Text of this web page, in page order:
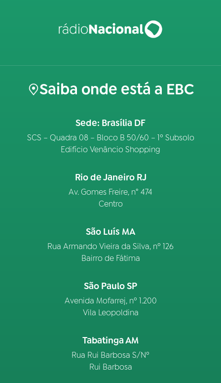
Saiba onde está a EBC
Sede: Brasília DF
SCS – Quadra 08 – Bloco B 50/60 – 1º Subsolo
Edifício Venâncio Shopping
Rio de Janeiro RJ
Av. Gomes Freire, n° 474
Centro
São Luís MA
Rua Armando Vieira da Silva, nº 126
Bairro de Fátima
São Paulo SP
Avenida Mofarrej, nº 1.200
Vila Leopoldina
Tabatinga AM
Rua Rui Barbosa S/Nº
Rui Barbosa